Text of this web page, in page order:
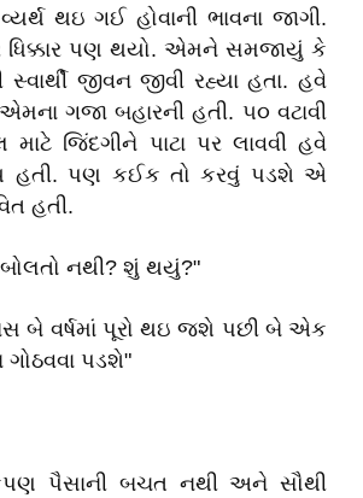
થઇ ગઈ હોવાની ભાવના જાગી.
ધિક્કાર પણ થયો. એમને સમજાયું કે
જીવન જીવી રહ્યા હતા. હવે
ગજા બહારની હતી. ૫૦ વટાવી
જિંદગીને પાટા પર લાવવી હવે
પણ કઈક તો કરવું પડશે એ
હતી.
નથી? શું થયું?"
બે વર્ષમાં પૂરો થઇ જશે પછી બે એક
ગોઠવવા પડશે"
પૈસાની બચત નથી અને સૌથી